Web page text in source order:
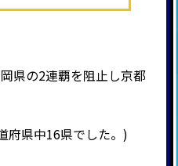
県の2連覇を阻止し京都
府県中16県でした。)